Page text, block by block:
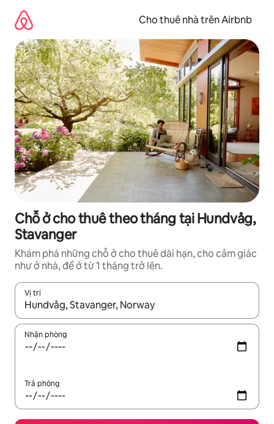
dung
Cho thuê nhà trên Airbnb
Chỗ ở cho thuê theo tháng tại Hundvåg,
Stavanger
Khám phá những chỗ ở cho thuê dài hạn, cho cảm giác
như ở nhà, để ở từ 1 tháng trở lên.
Vị trí
Khi có kết quả, hãy điều hướng bằng phím mũi tên lên và
Nhận phòng
Trả phòng